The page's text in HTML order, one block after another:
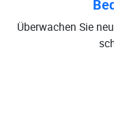
Überwachen Sie